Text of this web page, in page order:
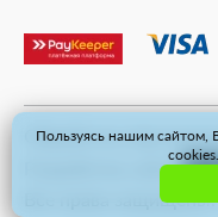
Пользуясь нашим сайтом,
Обработка
Разработка сайта
Все права